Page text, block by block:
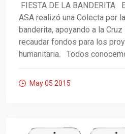
FIESTA DE LA BANDERITA
ASA realizó una Colecta por
banderita, apoyando a la Cruz
recaudar fondos para los
humanitaria. Todos
May 05 2015